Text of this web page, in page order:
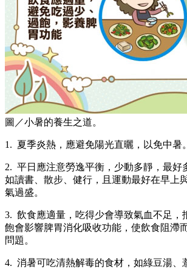
圖／小暑的養生之道。
1. 夏季炎熱，應避免陽光直曬，以免中暑。
2. 平日應注意勞逸平衡，少動多靜，最好
如讀書、散步、健行，且運動最好在早上
氣過盛。
3. 飲食應適量，吃得少會導致氣血不足，
飽會影響脾胃消化吸收功能，使飲食阻滯
問題。
4. 消暑可吃清熱解毒的食材，如綠豆湯、